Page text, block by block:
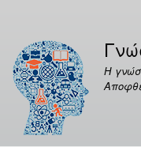
λογαριασμού
χρήστη
Η